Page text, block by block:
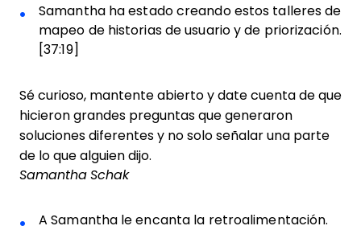
Samantha ha estado creando estos talleres de
mapeo de historias de usuario y de priorización.
[37:19]
Sé curioso, mantente abierto y date cuenta de que
hicieron grandes preguntas que generaron
soluciones diferentes y no solo señalar una parte
de lo que alguien dijo.
Samantha Schak
A Samantha le encanta la retroalimentación.